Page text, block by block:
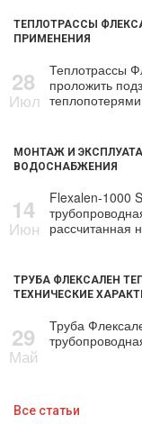
ТЕПЛОТРАССЫ
ПРИМЕНЕНИЯ
28
Июл
Теплотрассы
проложить
МОНТАЖ И
ВОДОСНАБЖЕНИЯ
14
Июн
Flexalen-1000
рассчитанная
ТРУБА ФЛЕКСАЛЕН
ТЕХНИЧЕСКИЕ
29
Май
Труба
Все статьи